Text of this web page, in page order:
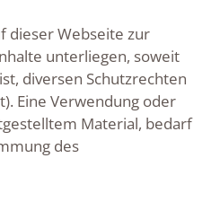
dieser Webseite zur
unterliegen, soweit
diversen Schutzrechten
Eine Verwendung oder
Material, bedarf
des